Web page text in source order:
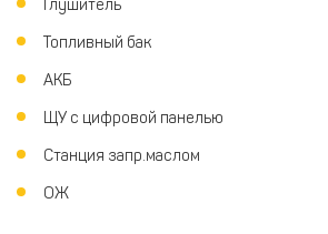
Глушитель
Топливный бак
АКБ
ЩУ с цифровой панелью
Станция запр.маслом
ОЖ